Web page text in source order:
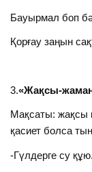
Бауырмал боп
Қорғау заңын
3.«Жақсы-
Мақсаты: жақсы
қасиет болса
-Гүлдерге су құю.